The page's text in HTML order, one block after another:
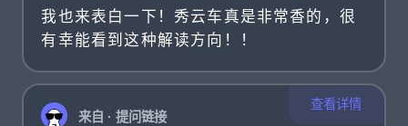
我也来表白一下！秀云车真是非常香的，很
有幸能看到这种解读方向！！
来自 · 提问链接
查看详情